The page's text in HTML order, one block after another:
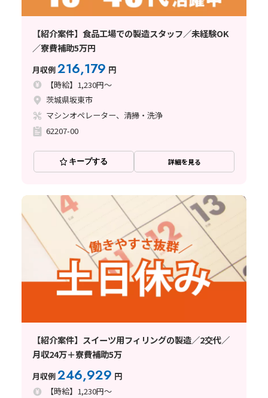
【紹介案件】食品工場での製造スタッフ／未経験OK
／寮費補助5万円
月収例216,179 円
【時給】1,230円～
茨城県坂東市
マシンオペレーター、清掃・洗浄
62207-00
キープする 詳細を見る
【紹介案件】スイーツ用フィリングの製造／2交代／
月収24万＋寮費補助5万
月収例246,929 円
【時給】1,230円～